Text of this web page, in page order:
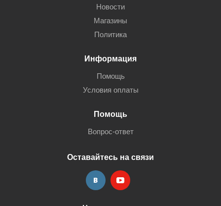
Новости
Магазины
Политика
Информация
Помощь
Условия оплаты
Помощь
Вопрос-ответ
Оставайтесь на связи